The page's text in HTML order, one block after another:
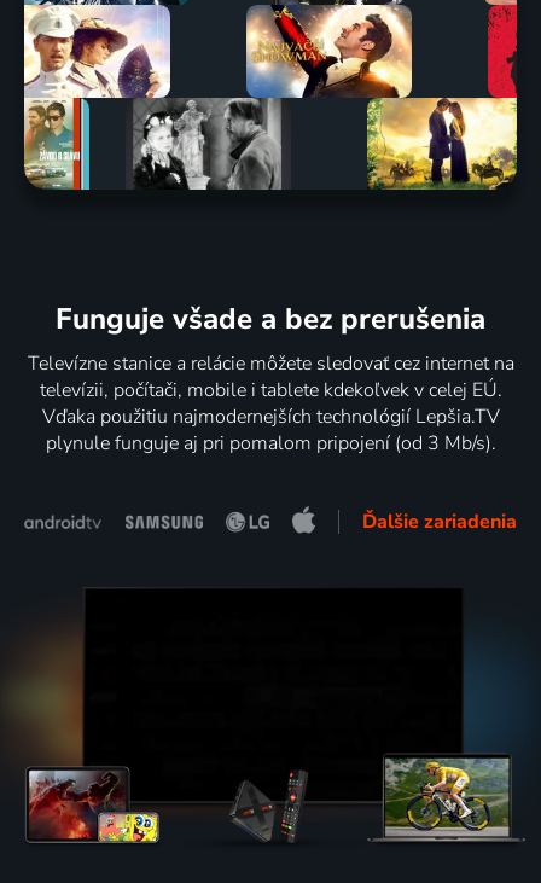
Funguje všade a bez prerušenia
Televízne stanice a relácie môžete sledovať cez internet na
televízii, počítači, mobile i tablete kdekoľvek v celej EÚ.
Vďaka použitiu najmodernejších technológií Lepšia.TV
plynule funguje aj pri pomalom pripojení (od 3 Mb/s).
Ďalšie zariadenia